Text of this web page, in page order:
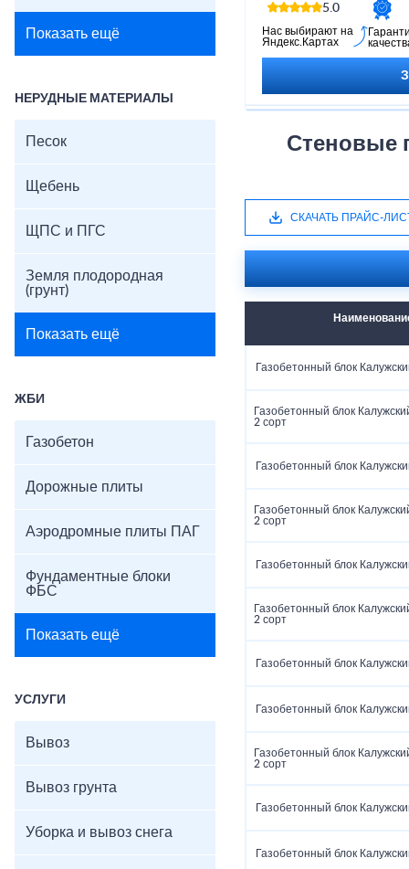
Показать ещё
НЕРУДНЫЕ МАТЕРИАЛЫ
Песок
Щебень
ЩПС и ПГС
Земля плодородная
(грунт)
Показать ещё
ЖБИ
Газобетон
Дорожные плиты
Аэродромные плиты ПАГ
Фундаментные блоки
ФБС
Показать ещё
УСЛУГИ
Вывоз
Вывоз грунта
Уборка и вывоз снега
обеспечивает
конструкций.
5.0
Нас выбирают на
Яндекс.Картах
Стеновые
СКАЧАТЬ ПРАЙС-
Газобетонный блок
Газобетонный блок
2 сорт
Газобетонный блок
Газобетонный блок
2 сорт
Газобетонный блок
Газобетонный блок
2 сорт
Газобетонный блок
Газобетонный блок
Газобетонный блок
2 сорт
Газобетонный блок
Газобетонный блок